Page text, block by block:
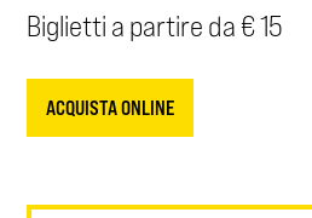
Biglietti a partire da € 15
ACQUISTA ONLINE